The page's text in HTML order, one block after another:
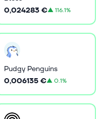
0,024283 €▲116.1%
Pudgy Penguins
0,006135 €▲0.1%